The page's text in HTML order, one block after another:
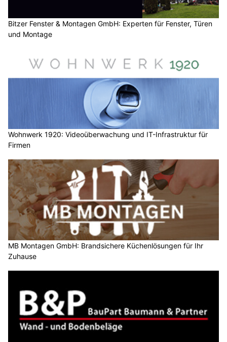
Bitzer Fenster & Montagen GmbH: Experten für Fenster, Türen
und Montage
Wohnwerk 1920: Videoüberwachung und IT-Infrastruktur für
Firmen
MB Montagen GmbH: Brandsichere Küchenlösungen für Ihr
Zuhause